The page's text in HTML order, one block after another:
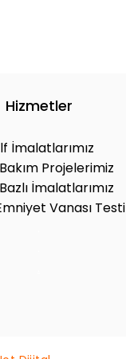
Hizmetler
İmalatlarımız
Projelerimiz
İmalatlarımız
Vanası Testi